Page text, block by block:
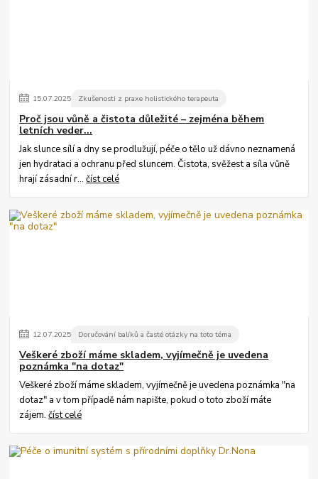
15.07.2025 Zkušenosti z praxe holistického terapeuta
Proč jsou vůně a čistota důležité – zejména během
letních veder...
Jak slunce sílí a dny se prodlužují, péče o tělo už dávno neznamená
jen hydrataci a ochranu před sluncem. Čistota, svěžest a síla vůně
hrají zásadní r...číst celé
12.07.2025 Doručování balíků a časté otázky na toto téma
Veškeré zboží máme skladem, vyjímečně je uvedena
poznámka "na dotaz"
Veškeré zboží máme skladem, vyjímečně je uvedena poznámka "na
dotaz" a v tom případě nám napište, pokud o toto zboží máte
zájem.číst celé